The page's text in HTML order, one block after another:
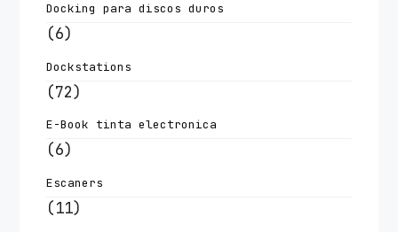
Docking para discos duros
(6)
Dockstations
(72)
E-Book tinta electronica
(6)
Escaners
(11)